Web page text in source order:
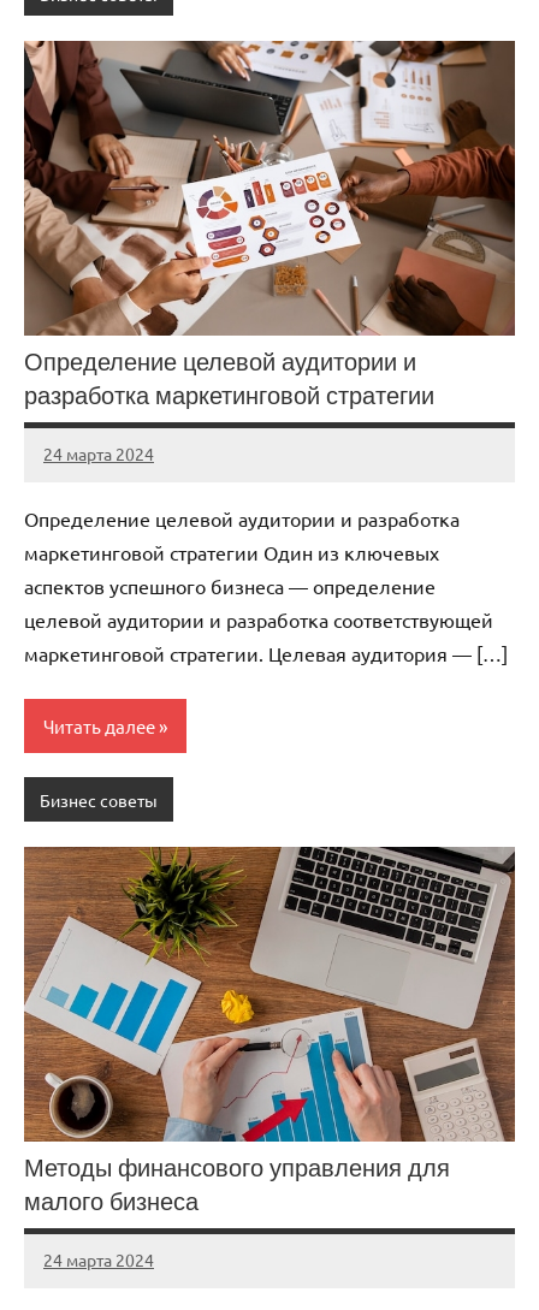
Определение целевой аудитории и
разработка маркетинговой стратегии
24 марта 2024
stroy_fort_r
Нет
Определение целевой аудитории и разработка
маркетинговой стратегии Один из ключевых
аспектов успешного бизнеса — определение
целевой аудитории и разработка соответствующей
маркетинговой стратегии. Целевая аудитория — […]
Читать далее
Бизнес советы
Методы финансового управления для
малого бизнеса
24 марта 2024
stroy_fort_r
Нет